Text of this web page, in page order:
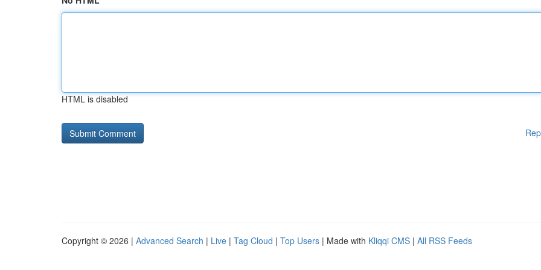
HTML is disabled
Copyright © 2026 | Advanced Search | Live | Tag Cloud | Top Users | Made with Kliqqi CMS | All RSS Feeds